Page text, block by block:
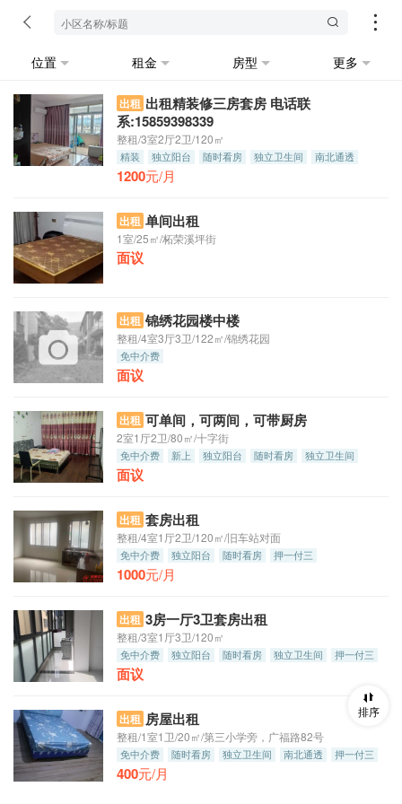
位置 租金 房型 更多
出租 出租精装修三房套房 电话联
系:15859398339
整租/3室2厅2卫/120㎡
精装 独立阳台 随时看房 独立卫生间
南北通透
押一付三
1200元/月
出租 单间出租
1室/25㎡/柘荣溪坪街
面议
出租 锦绣花园楼中楼
整租/4室3厅3卫/122㎡/锦绣花园
免中介费
面议
出租 可单间，可两间，可带厨房
2室1厅2卫/80㎡/十字街
免中介费 新上 独立阳台 随时看房
独立卫生间
南北通透
面议
出租 套房出租
整租/4室1厅2卫/120㎡/旧车站对面
免中介费 独立阳台 随时看房 押一付三
1000元/月
出租 3房一厅3卫套房出租
整租/3室1厅3卫/120㎡
免中介费 独立阳台 随时看房 独立卫生间 押一付三
面议
出租 房屋出租
整租/1室1卫/20㎡/第三小学旁，广福路82号
免中介费 随时看房 独立卫生间 南北通透 押一付三
400元/月
排序